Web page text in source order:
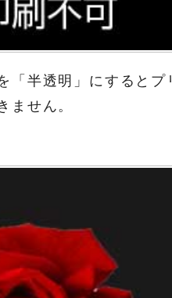
「半透明」にするとプ
ません。